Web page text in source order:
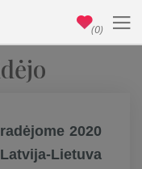
2020
Lietuva
(0)